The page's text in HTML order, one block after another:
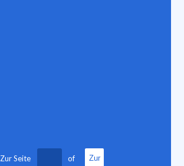
Zur Seite of Zur